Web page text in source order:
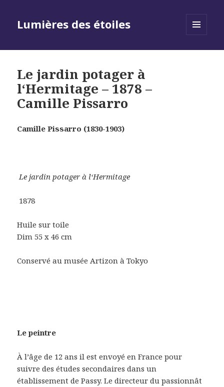
Lumières des étoiles
Le jardin potager à
l‘Hermitage – 1878 –
Camille Pissarro
Camille Pissarro (1830-1903)
Le jardin potager à l‘Hermitage
1878
Huile sur toile
Dim 55 x 46 cm
Conservé au musée Artizon à Tokyo
Le peintre
À l’âge de 12 ans il est envoyé en France pour
suivre des études secondaires dans un
établissement de Passy. Le directeur du passionnât